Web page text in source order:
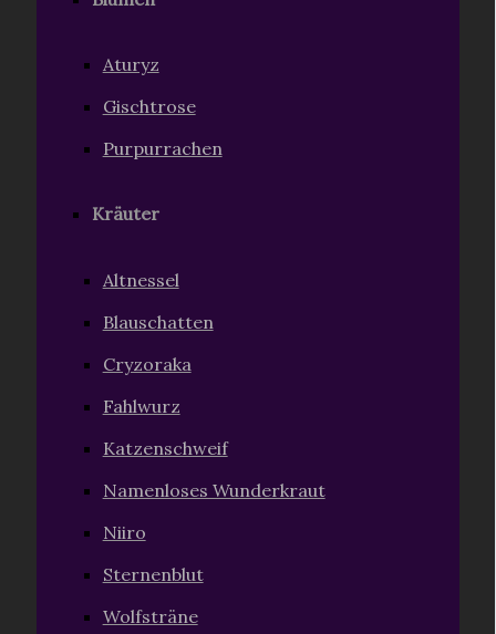
Aturyz
Gischtrose
Purpurrachen
Kräuter
Altnessel
Blauschatten
Cryzoraka
Fahlwurz
Katzenschweif
Namenloses Wunderkraut
Niiro
Sternenblut
Wolfsträne